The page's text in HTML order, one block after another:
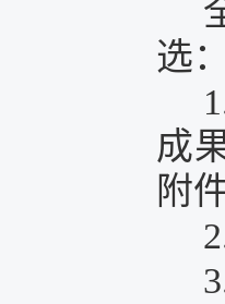
选
成
附